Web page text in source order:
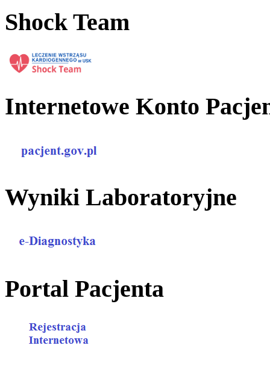
Shock Team
Internetowe Konto
Wyniki Laboratoryjne
Portal Pacjenta